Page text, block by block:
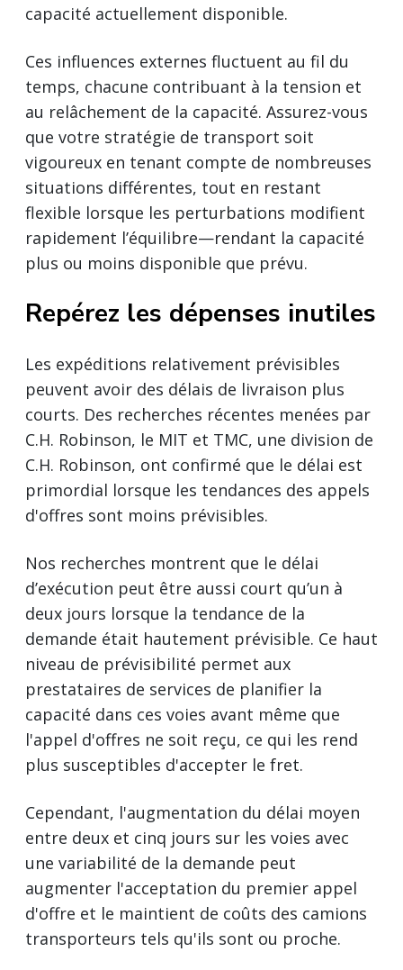
capacité actuellement disponible.
Ces influences externes fluctuent au fil du
temps, chacune contribuant à la tension et
au relâchement de la capacité. Assurez-vous
que votre stratégie de transport soit
vigoureux en tenant compte de nombreuses
situations différentes, tout en restant
flexible lorsque les perturbations modifient
rapidement l’équilibre—rendant la capacité
plus ou moins disponible que prévu.
Repérez les dépenses inutiles
Les expéditions relativement prévisibles
peuvent avoir des délais de livraison plus
courts. Des recherches récentes menées par
C.H. Robinson, le MIT et TMC, une division de
C.H. Robinson, ont confirmé que le délai est
primordial lorsque les tendances des appels
d'offres sont moins prévisibles.
Nos recherches montrent que le délai
d’exécution peut être aussi court qu’un à
deux jours lorsque la tendance de la
demande était hautement prévisible. Ce haut
niveau de prévisibilité permet aux
prestataires de services de planifier la
capacité dans ces voies avant même que
l'appel d'offres ne soit reçu, ce qui les rend
plus susceptibles d'accepter le fret.
Cependant, l'augmentation du délai moyen
entre deux et cinq jours sur les voies avec
une variabilité de la demande peut
augmenter l'acceptation du premier appel
d'offre et le maintient de coûts des camions
transporteurs tels qu'ils sont ou proche.